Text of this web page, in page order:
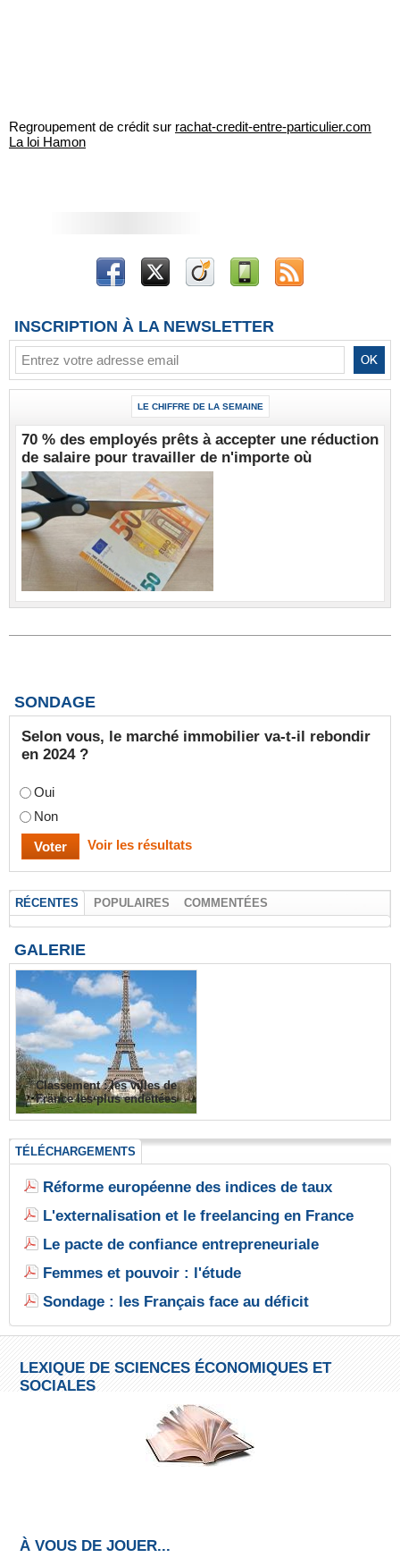
Regroupement de crédit sur rachat-credit-entre-particulier.com
La loi Hamon
INSCRIPTION À LA NEWSLETTER
LE CHIFFRE DE LA SEMAINE
70 % des employés prêts à accepter une réduction
de salaire pour travailler de n'importe où
SONDAGE
Selon vous, le marché immobilier va-t-il rebondir
en 2024 ?
Oui
Non
Voir les résultats
RÉCENTES POPULAIRES COMMENTÉES
GALERIE
Classement : les villes de
France les plus endettées
TÉLÉCHARGEMENTS
Réforme européenne des indices de taux
L'externalisation et le freelancing en France
Le pacte de confiance entrepreneuriale
Femmes et pouvoir : l'étude
Sondage : les Français face au déficit
LEXIQUE DE SCIENCES ÉCONOMIQUES ET
SOCIALES
À VOUS DE JOUER...